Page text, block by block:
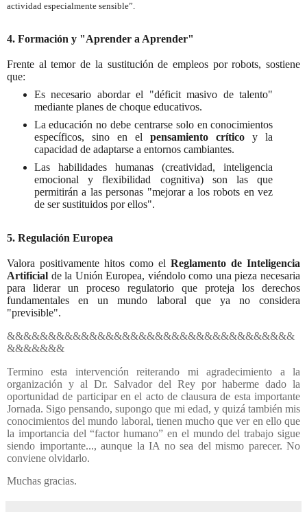
actividad especialmente sensible”.
4. Formación y "Aprender a Aprender"
Frente al temor de la sustitución de empleos por robots, sostiene
que:
Es necesario abordar el "déficit masivo de talento"
mediante planes de choque educativos.
La educación no debe centrarse solo en conocimientos
específicos, sino en elpensamiento crítico y la
capacidad de adaptarse a entornos cambiantes.
Las habilidades humanas (creatividad, inteligencia
emocional y flexibilidad cognitiva) son las que
permitirán a las personas "mejorar a los robots en vez
de ser sustituidos por ellos".
5. Regulación Europea
Valora positivamente hitos como el Reglamento de Inteligencia
Artificial de la Unión Europea, viéndolo como una pieza necesaria
para liderar un proceso regulatorio que proteja los derechos
fundamentales en un mundo laboral que ya no considera
"previsible".
&&&&&&&&&&&&&&&&&&&&&&&&&&&&&&&&&&&
&&&&&&&
Termino esta intervención reiterando mi agradecimiento a la
organización y al Dr. Salvador del Rey por haberme dado la
oportunidad de participar en el acto de clausura de esta importante
Jornada. Sigo pensando, supongo que mi edad, y quizá también mis
conocimientos del mundo laboral, tienen mucho que ver en ello que
la importancia del “factor humano” en el mundo del trabajo sigue
siendo importante..., aunque la IA no sea del mismo parecer. No
conviene olvidarlo.
Muchas gracias.